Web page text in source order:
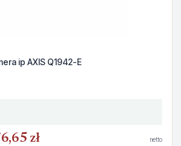
ip AXIS Q1942-E
zł netto